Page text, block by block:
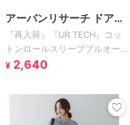
アーバンリサーチ ドアー
ズ
『再入荷』『UR TECH』コッ
トンロールスリーブプルオーバ
ー
¥ 2,640